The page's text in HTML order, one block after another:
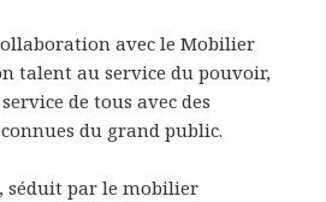
avec le Mobilier
talent au service du pouvoir,
de tous avec des
du grand public.
séduit par le mobilier